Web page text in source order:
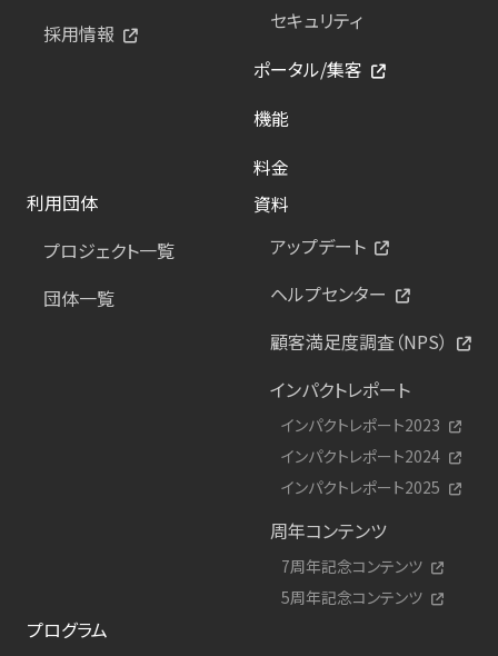
採用情報
セキュリティ
ポータル/集客
機能
料金
利用団体
プロジェクト一覧
団体一覧
資料
アップデート
ヘルプセンター
顧客満足度調査（NPS）
インパクトレポート
インパクトレポート2023
インパクトレポート2024
インパクトレポート2025
周年コンテンツ
7周年記念コンテンツ
5周年記念コンテンツ
プログラム